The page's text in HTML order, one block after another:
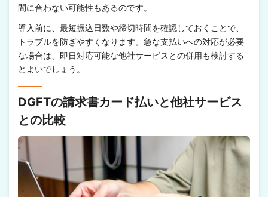
間に合わない可能性もあるのです。
導入前に、最短振込日数や締切時間を確認しておくことで、
トラブルを防ぎやすくなります。急な支払いへの対応が必要
な場合は、即日対応可能な他社サービスとの併用も検討する
とよいでしょう。
DGFTの請求書カード払いと他社サービス
との比較